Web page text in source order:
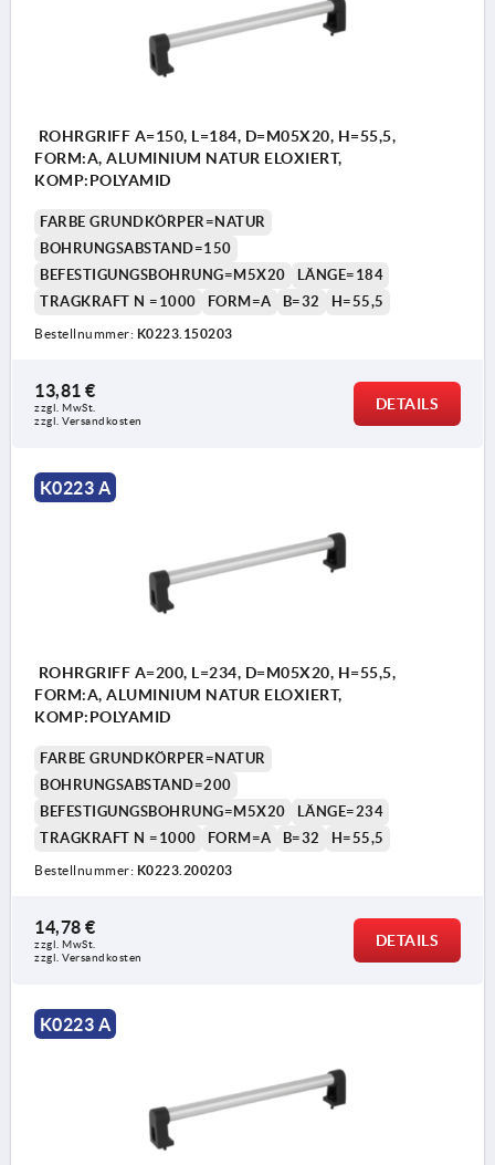
ROHRGRIFF A=150, L=184, D=M05X20, H=55,5,
FORM:A, ALUMINIUM NATUR ELOXIERT,
KOMP:POLYAMID
FARBE GRUNDKÖRPER=NATUR
BOHRUNGSABSTAND=150
BEFESTIGUNGSBOHRUNG=M5X20
LÄNGE=184
TRAGKRAFT N =1000
FORM=A B=32 H=55,5
Bestellnummer: K0223.150203
13,81 €
zzgl. MwSt.
zzgl. Versandkosten
DETAILS
K0223 A
ROHRGRIFF A=200, L=234, D=M05X20, H=55,5,
FORM:A, ALUMINIUM NATUR ELOXIERT,
KOMP:POLYAMID
FARBE GRUNDKÖRPER=NATUR
BOHRUNGSABSTAND=200
BEFESTIGUNGSBOHRUNG=M5X20
LÄNGE=234
TRAGKRAFT N =1000
FORM=A B=32 H=55,5
Bestellnummer: K0223.200203
14,78 €
zzgl. MwSt.
zzgl. Versandkosten
DETAILS
K0223 A